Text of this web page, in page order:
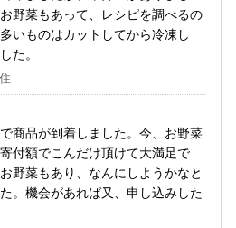
野菜もあって、レシピを調べるの
いものはカットしてから冷凍し
た。
商品が到着しました。今、お野菜
付額でこんだけ頂けて大満足で
野菜もあり、なんにしようかなと
。機会があれば又、申し込みした